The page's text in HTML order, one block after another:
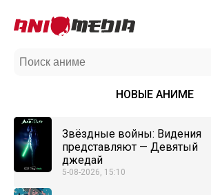
НОВЫЕ АНИМЕ
Звёздные войны: Видения
представляют — Девятый
джедай
5-08-2026, 15:10